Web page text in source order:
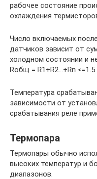
рабочее состояние
охлаждения
Число включаемых
датчиков зависит от
холодном состоянии и
Rобщ = R1+R2…+Rn
Температура
зависимости от
срабатывания реле
Термопара
Термопары обычно
высоких температур и
диапазонов.